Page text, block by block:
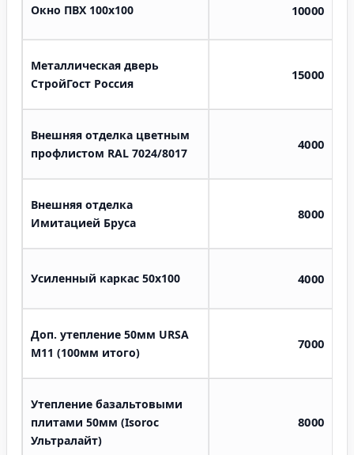
Окно ПВХ 100х100 10000
Металлическая дверь
СтройГост Россия
15000
Внешняя отделка цветным
профлистом RAL 7024/8017
4000
Внешняя отделка
Имитацией Бруса
8000
Усиленный каркас 50х100 4000
Доп. утепление 50мм URSA
M11 (100мм итого)
7000
Утепление базальтовыми
плитами 50мм (Isoroc
Ультралайт)
8000